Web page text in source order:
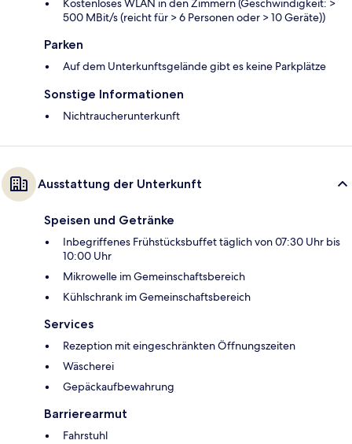
Kostenloses WLAN in den Zimmern (Geschwindigkeit: >
500 MBit/s (reicht für > 6 Personen oder > 10 Geräte))
Parken
Auf dem Unterkunftsgelände gibt es keine Parkplätze
Sonstige Informationen
Nichtraucherunterkunft
Ausstattung der Unterkunft
Speisen und Getränke
Inbegriffenes Frühstücksbuffet täglich von 07:30 Uhr bis
10:00 Uhr
Mikrowelle im Gemeinschaftsbereich
Kühlschrank im Gemeinschaftsbereich
Services
Rezeption mit eingeschränkten Öffnungszeiten
Wäscherei
Gepäckaufbewahrung
Barrierearmut
Fahrstuhl